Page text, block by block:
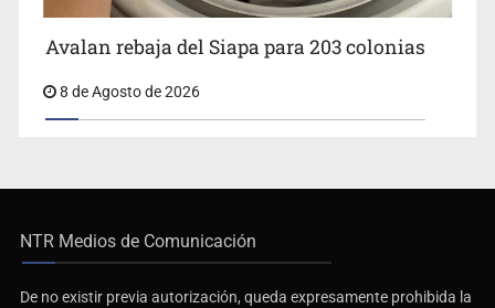
Avalan rebaja del Siapa para 203 colonias
8 de Agosto de 2026
NTR Medios de Comunicación
De no existir previa autorización, queda expresamente prohibida la